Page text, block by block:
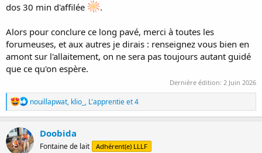
dos 30 min d'affilée
.
Alors pour conclure ce long pavé, merci à toutes les
forumeuses, et aux autres je dirais : renseignez vous bien en
amont sur l'allaitement, on ne sera pas toujours autant guidé
que ce qu'on espère.
Dernière édition: 2 Juin 2026
R
é
a
c
t
i
nouillapwat, klio_ , L'apprentieet 4
Doobida
Fontaine de lait Adhérent(e) LLLF